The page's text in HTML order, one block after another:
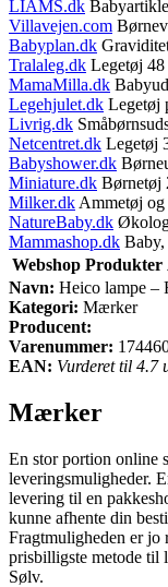
LIAMS.dk
Villavejen.com
Babyplan.dk
Tralaleg.dk Legetøj 48
MamaMilla.dk
Legehjulet.dk Legetøj
Livrig.dk
Netcentret.dk Legetøj
Babyshower.dk
Miniature.dk Børnetøj
Milker.dk Ammetøj
NatureBaby.dk
Mammashop.dk Baby,
Webshop Produkter
Navn: Heico lampe –
Kategori: Mærker
Producent:
Varenummer:
EAN: Vurderet til 4.7
Mærker
En stor portion online
leveringsmuligheder.
levering til en
kunne afhente din
Fragtmuligheden er jo
prisbilligste metode til
Sølv.